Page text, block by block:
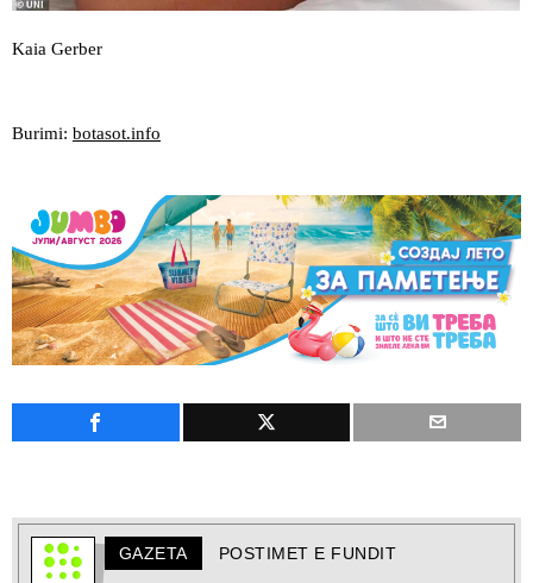
Kaia Gerber
Burimi: botasot.info
GAZETA POSTIMET E FUNDIT